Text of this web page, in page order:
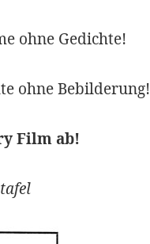
ohne Gedichte!
ohne Bebilderung!
Film ab!